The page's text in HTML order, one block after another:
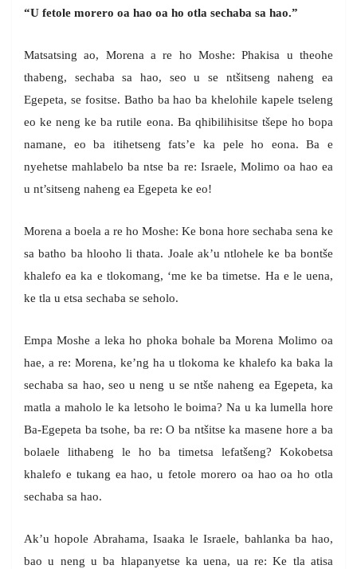
“U fetole morero oa hao oa ho otla sechaba sa hao.”
Matsatsing ao, Morena a re ho Moshe: Phakisa u theohe
thabeng, sechaba sa hao, seo u se ntšitseng naheng ea
Egepeta, se fositse. Batho ba hao ba khelohile kapele tseleng
eo ke neng ke ba rutile eona. Ba qhibilihisitse tšepe ho bopa
namane, eo ba itihetseng fats’e ka pele ho eona. Ba e
nyehetse mahlabelo ba ntse ba re: Israele, Molimo oa hao ea
u nt’sitseng naheng ea Egepeta ke eo!
Morena a boela a re ho Moshe: Ke bona hore sechaba sena ke
sa batho ba hlooho li thata. Joale ak’u ntlohele ke ba bontše
khalefo ea ka e tlokomang, ‘me ke ba timetse. Ha e le uena,
ke tla u etsa sechaba se seholo.
Empa Moshe a leka ho phoka bohale ba Morena Molimo oa
hae, a re: Morena, ke’ng ha u tlokoma ke khalefo ka baka la
sechaba sa hao, seo u neng u se ntše naheng ea Egepeta, ka
matla a maholo le ka letsoho le boima? Na u ka lumella hore
Ba-Egepeta ba tsohe, ba re: O ba ntšitse ka masene hore a ba
bolaele lithabeng le ho ba timetsa lefatšeng? Kokobetsa
khalefo e tukang ea hao, u fetole morero oa hao oa ho otla
sechaba sa hao.
Ak’u hopole Abrahama, Isaaka le Israele, bahlanka ba hao,
bao u neng u ba hlapanyetse ka uena, ua re: Ke tla atisa